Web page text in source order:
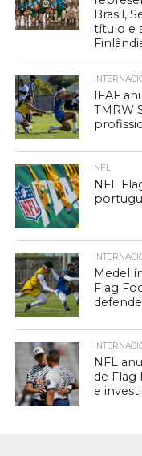
Brasil,
título e
IFAF
TMRW
NFL
NFL
Flag
NFL
de Flag
e